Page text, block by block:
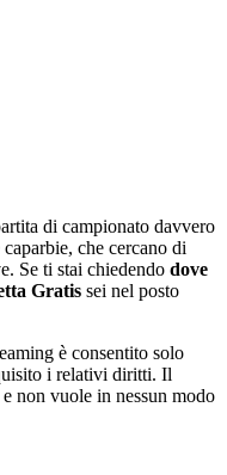
di campionato davvero
che cercano di
Se ti stai chiedendo dove
Gratis sei nel posto
è consentito solo
i relativi diritti. Il
non vuole in nessun modo